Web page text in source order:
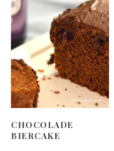
CHOCOLADE
BIERCAKE